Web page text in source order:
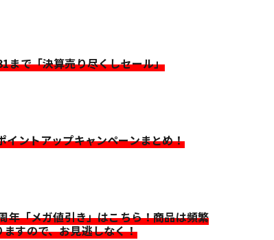
まで「決算売り尽くしセール」
イントアップキャンペーンまとめ！
年「メガ値引き」はこちら！商品は頻繁
すので、お見逃しなく！